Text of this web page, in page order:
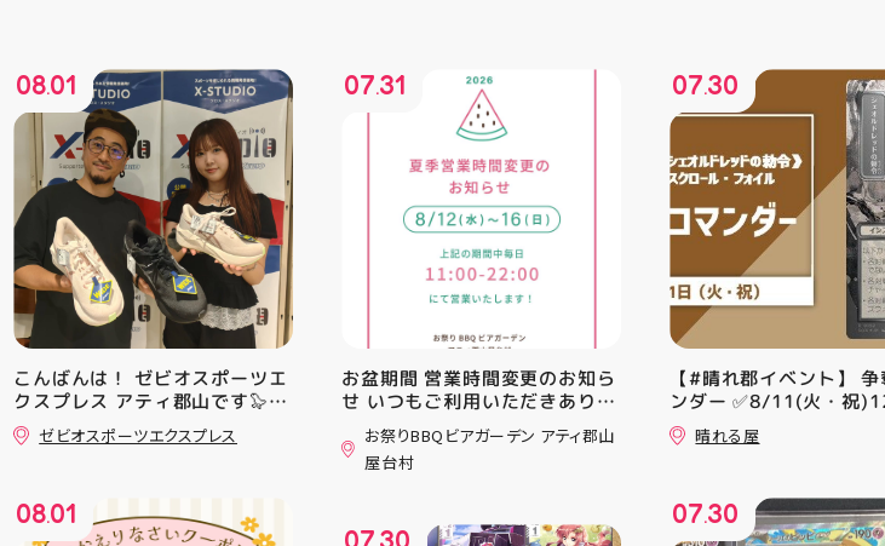
08.01
こんばんは！ ゼビオスポーツエ
クスプレス アティ郡山です🦭
・ ★本日のラジオ★は アシッ
クスからランニングシューズ
反発性に優れた「FF TURBO
SQUARED」を新搭載し、推進力
ゼビオスポーツエクスプレス
08.01
07.31
お盆期間 営業時間変更のお知ら
せ いつもご利用いただきありが
とうございます！ 8月12日
(水)〜8月16日(日) は、 営業時
間を変更して営業いたします
みいただけます ご家族とのお食
お祭りBBQビアガーデン アティ郡山
屋台村
07.30
【#晴れ郡イベント】
ンダー ✅8/11(火・祝
⚔️イベント構成⚔️ スイス
+決勝ラウンド 🏆賞品
レッドの勅令》シルバ
ール・Foil×1枚 2-4位：
2,000pt 5-8位：
晴れる屋
07.30